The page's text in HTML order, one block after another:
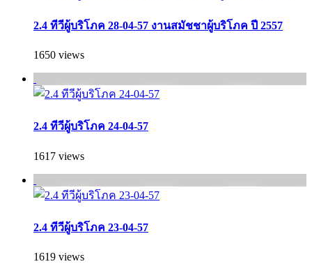
2.4 ทีวีผู้บริโภค 28-04-57 งานสมัชชาผู้บริโภค ปี 2557
1650 views
2.4 ทีวีผู้บริโภค 24-04-57
1617 views
2.4 ทีวีผู้บริโภค 23-04-57
1619 views